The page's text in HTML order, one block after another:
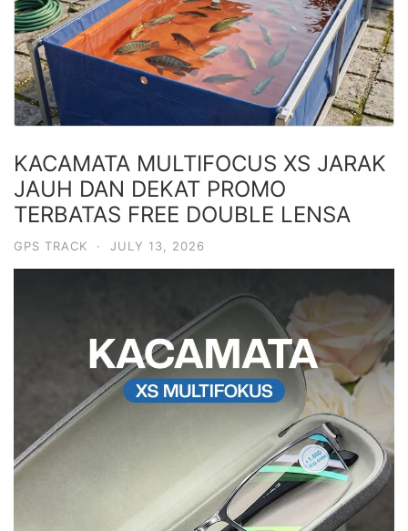
KACAMATA MULTIFOCUS XS JARAK
JAUH DAN DEKAT PROMO
TERBATAS FREE DOUBLE LENSA
GPS TRACK · JULY 13, 2026